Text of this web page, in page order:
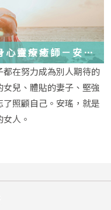
心靈療癒師－安
谷，都能成為重生
都在努力成為別人期待的
兒、體貼的妻子、堅強
照顧自己。安瑤，就是
人。